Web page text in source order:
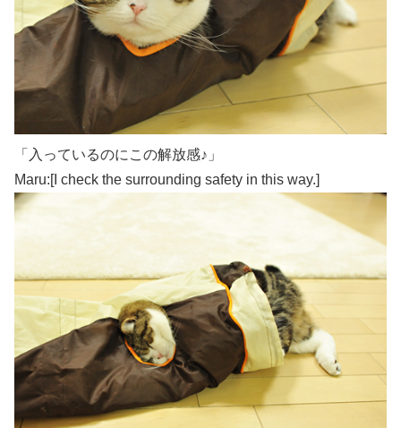
「入っているのにこの解放感♪」
Maru:[I check the surrounding safety in this way.]